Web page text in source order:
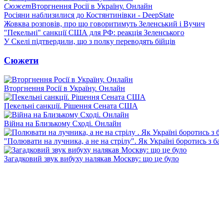
СюжетВторгнення Росії в Україну. Онлайн
Росіяни наблизилися до Костянтинівки - DeepState
Жовква розповів, про що говоритимуть Зеленський і Вучич
"Пекельні" санкції США для РФ: реакція Зеленського
У Скелі підтвердили, що з полку переводять бійців
Сюжети
Вторгнення Росії в Україну. Онлайн
Пекельні санкції. Рішення Сената США
Війна на Близькому Сході. Онлайн
"Полювати на лучника, а не на стрілу". Як Україні боротись з
Загадковий звук вибуху налякав Москву: що це було